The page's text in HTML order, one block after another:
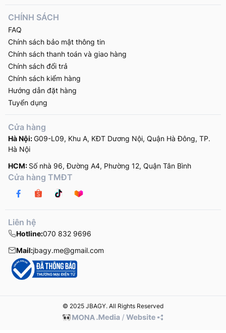
Liên hệ
Hotline:070 832 9696
Mail:jbagy.me@gmail.com
Cửa hàng
Hà Nội:G09-L09, Khu A, KĐT Dương Nội, Quận Hà Đông, TP.
Hà Nội
HCM: Số nhà 96, Đường A4, Phường 12, Quận Tân Bình
Cửa hàng TMĐT
CHÍNH SÁCH
FAQ
Chính sách bảo mật thông tin
Chính sách thanh toán và giao hàng
Chính sách đổi trả
Chính sách kiểm hàng
Hướng dẫn đặt hàng
Tuyển dụng
© 2025 JBAGY. All Rights Reserved